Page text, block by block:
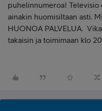
puhelinnumeroa!
ainakin huomisiltaan asti.
HUONOA PALVELUA.
takaisin ja toimimaan klo